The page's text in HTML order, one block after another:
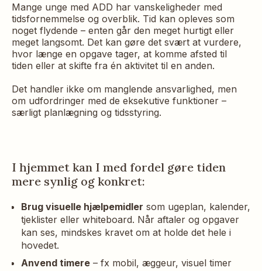
Mange unge med ADD har vanskeligheder med
tidsfornemmelse og overblik. Tid kan opleves som
noget flydende – enten går den meget hurtigt eller
meget langsomt. Det kan gøre det svært at vurdere,
hvor længe en opgave tager, at komme afsted til
tiden eller at skifte fra én aktivitet til en anden.
Det handler ikke om manglende ansvarlighed, men
om udfordringer med de eksekutive funktioner –
særligt planlægning og tidsstyring.
I hjemmet kan I med fordel gøre tiden
mere synlig og konkret:
Brug visuelle hjælpemidler som ugeplan, kalender,
tjeklister eller whiteboard. Når aftaler og opgaver
kan ses, mindskes kravet om at holde det hele i
hovedet.
Anvend timere – fx mobil, æggeur, visuel timer